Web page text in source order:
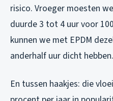
risico. Vroeger moesten
duurde 3 tot 4 uur voor
kunnen we met EPDM
anderhalf uur dicht hebben.
En tussen haakjes: die